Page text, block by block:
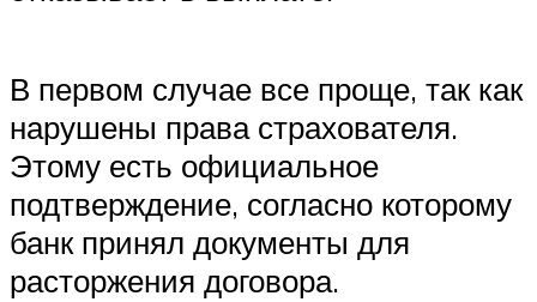
В первом случае все проще, так как
нарушены права страхователя.
Этому есть официальное
подтверждение, согласно которому
банк принял документы для
расторжения договора.